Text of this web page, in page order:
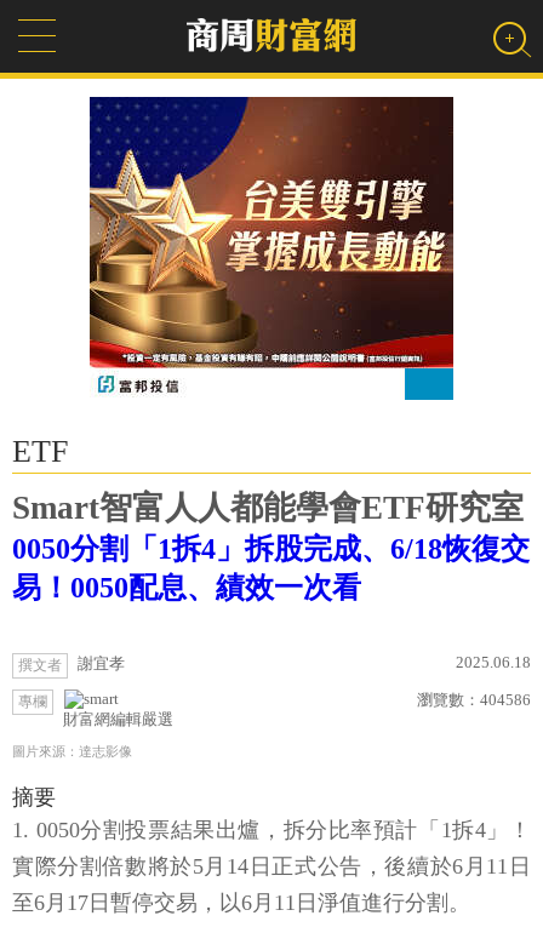
ETF
Smart智富人人都能學會ETF研究室
0050分割「1拆4」拆股完成、6/18恢復交
易！0050配息、績效一次看
撰文者 謝宜孝 2025.06.18
專欄
財富網編輯嚴選
瀏覽數： 404586
圖片來源：達志影像
摘要
1. 0050分割投票結果出爐，拆分比率預計「1拆4」！
實際分割倍數將於5月14日正式公告，後續於6月11日
至6月17日暫停交易，以6月11日淨值進行分割。